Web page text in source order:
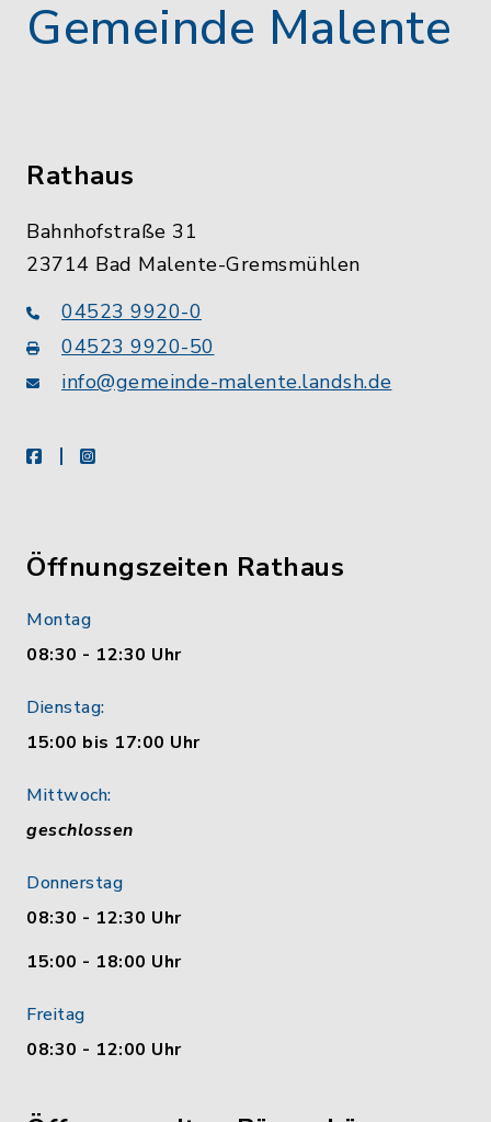
Gemeinde Malente
Rathaus
Bahnhofstraße 31
23714 Bad Malente-Gremsmühlen
04523 9920-0
04523 9920-50
info@gemeinde-malente.landsh.de
facebookinstagram
Öffnungszeiten Rathaus
Montag
08:30 - 12:30 Uhr
Dienstag:
15:00 bis 17:00 Uhr
Mittwoch:
geschlossen
Donnerstag
08:30 - 12:30 Uhr
15:00 - 18:00 Uhr
Freitag
08:30 - 12:00 Uhr